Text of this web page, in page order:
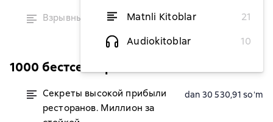
Matnli Kitoblar
21
Audiokitoblar
10
Взрывные продажи
mavjud
1000 бестселлеров
Секреты высокой прибыли
ресторанов. Миллион за
dan 30 530,91 soʻm